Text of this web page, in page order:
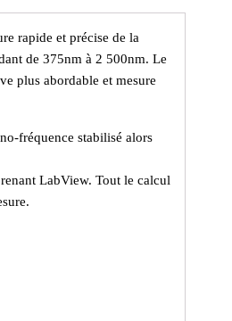
rapide et précise de la
de 375nm à 2 500nm. Le
plus abordable et mesure
fréquence stabilisé alors
LabView. Tout le calcul